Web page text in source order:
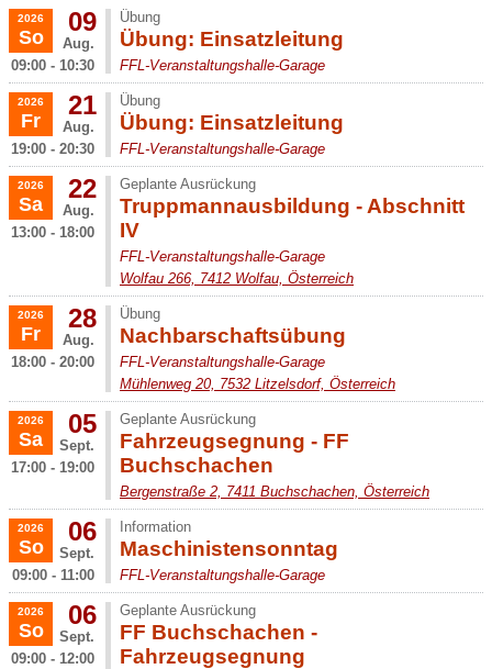
2026
So
09
Aug.
09:00 - 10:30
Übung: Einsatzleitung
Übung
FFL-Veranstaltungshalle-Garage
2026
Fr
21
Aug.
19:00 - 20:30
Übung: Einsatzleitung
Übung
FFL-Veranstaltungshalle-Garage
2026
Sa
22
Aug.
13:00 - 18:00
Truppmannausbildung - Abschnitt
IV
Geplante Ausrückung
FFL-Veranstaltungshalle-Garage
Wolfau 266, 7412 Wolfau, Österreich
2026
Fr
28
Aug.
18:00 - 20:00
Nachbarschaftsübung
Übung
FFL-Veranstaltungshalle-Garage
Mühlenweg 20, 7532 Litzelsdorf, Österreich
2026
Sa
05
Sept.
17:00 - 19:00
Fahrzeugsegnung - FF
Buchschachen
Geplante Ausrückung
Bergenstraße 2, 7411 Buchschachen, Österreich
2026
So
06
Sept.
09:00 - 11:00
Maschinistensonntag
Information
FFL-Veranstaltungshalle-Garage
2026
So
06
Sept.
09:00 - 12:00
FF Buchschachen -
Fahrzeugsegnung
Geplante Ausrückung